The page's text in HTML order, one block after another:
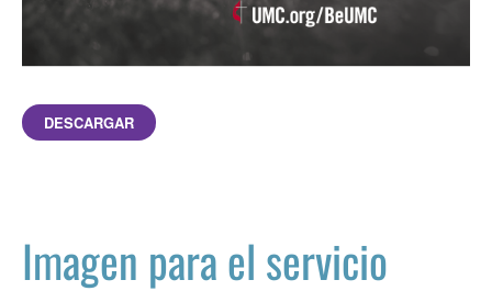
DESCARGAR
Imagen para el servicio